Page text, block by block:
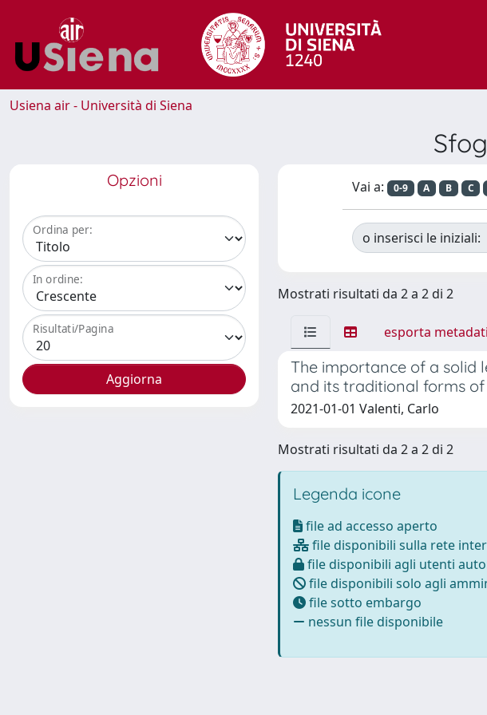
Usiena air - Università di Siena
Opzioni
Ordina per:
In ordine:
Risultati/Pagina
Vai a: 0-9 A B C
o inserisci le iniziali:
Mostrati risultati da 2 a 2 di 2
esporta metadati
The importance of a
and its traditional forms
2021-01-01 Valenti, Carlo
Mostrati risultati da 2 a 2 di 2
Legenda icone
file ad accesso aperto
file disponibili sulla rete
file disponibili agli utenti
file disponibili solo agli
file sotto embargo
nessun file disponibile